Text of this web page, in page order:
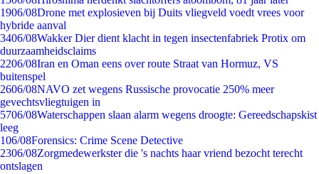
1906/08Drone met explosieven bij Duits vliegveld voedt vrees voor
hybride aanval
3406/08Wakker Dier dient klacht in tegen insectenfabriek Protix om
duurzaamheidsclaims
2206/08Iran en Oman eens over route Straat van Hormuz, VS
buitenspel
2606/08NAVO zet wegens Russische provocatie 250% meer
gevechtsvliegtuigen in
5706/08Waterschappen slaan alarm wegens droogte: Gereedschapskist
leeg
106/08Forensics: Crime Scene Detective
2306/08Zorgmedewerkster die 's nachts haar vriend bezocht terecht
ontslagen